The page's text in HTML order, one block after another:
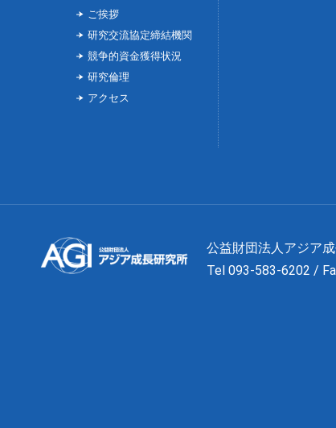
ご挨拶
研究交流協定締結機関
競争的資金獲得状況
研究倫理
アクセス
公益財団法人アジ
Tel 093-583-6202 /